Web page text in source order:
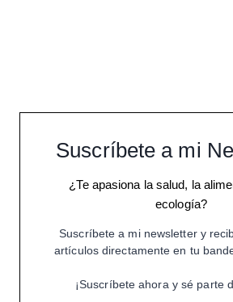
Suscríbete a mi
¿Te apasiona la salud, la
ecología?
Suscríbete a mi newsletter y
artículos directamente en tu
¡Suscríbete ahora y sé parte